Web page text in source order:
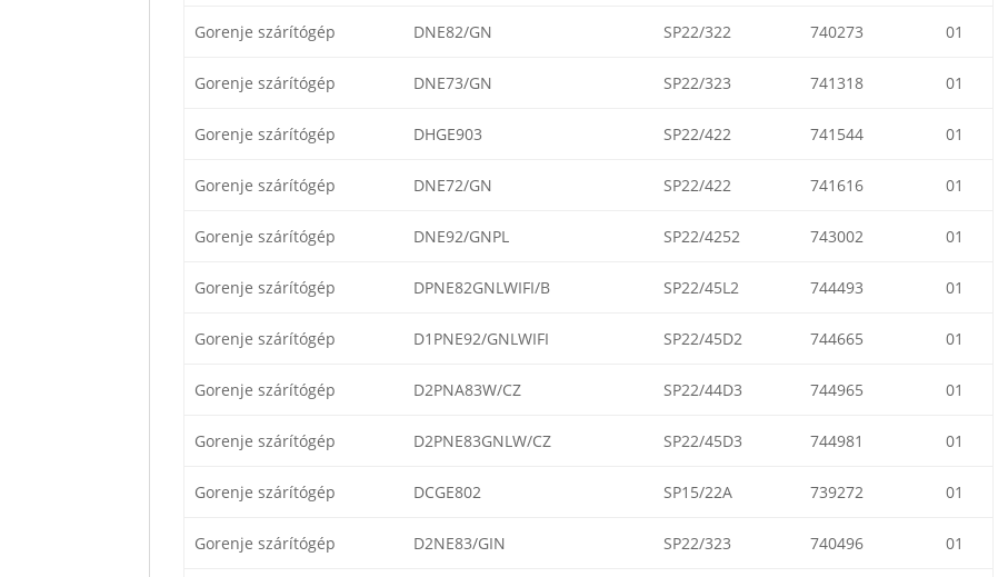
Gorenje szárítógép DNE82/GN SP22/322 740273 01
Gorenje szárítógép DNE73/GN SP22/323 741318 01
Gorenje szárítógép DHGE903 SP22/422 741544 01
Gorenje szárítógép DNE72/GN SP22/422 741616 01
Gorenje szárítógép DNE92/GNPL SP22/4252 743002 01
Gorenje szárítógép DPNE82GNLWIFI/B SP22/45L2 744493 01
Gorenje szárítógép D1PNE92/GNLWIFI SP22/45D2 744665 01
Gorenje szárítógép D2PNA83W/CZ SP22/44D3 744965 01
Gorenje szárítógép D2PNE83GNLW/CZ SP22/45D3 744981 01
Gorenje szárítógép DCGE802 SP15/22A 739272 01
Gorenje szárítógép D2NE83/GIN SP22/323 740496 01